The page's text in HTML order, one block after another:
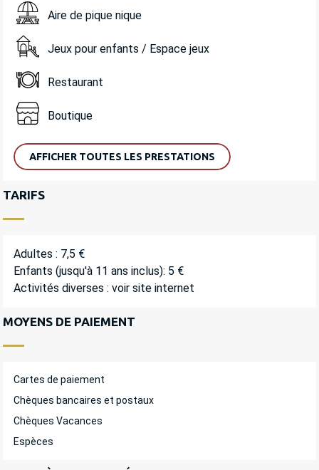
Aire de pique nique
Jeux pour enfants / Espace jeux
Restaurant
Boutique
AFFICHER TOUTES LES PRESTATIONS
TARIFS
Adultes : 7,5 €
Enfants (jusqu'à 11 ans inclus): 5 €
Activités diverses : voir site internet
MOYENS DE PAIEMENT
Cartes de paiement
Chèques bancaires et postaux
Chèques Vacances
Espèces